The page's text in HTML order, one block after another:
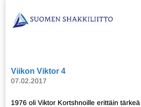
Viikon Viktor 4
07.02.2017
1976 oli Viktor Kortshnoille erittäin